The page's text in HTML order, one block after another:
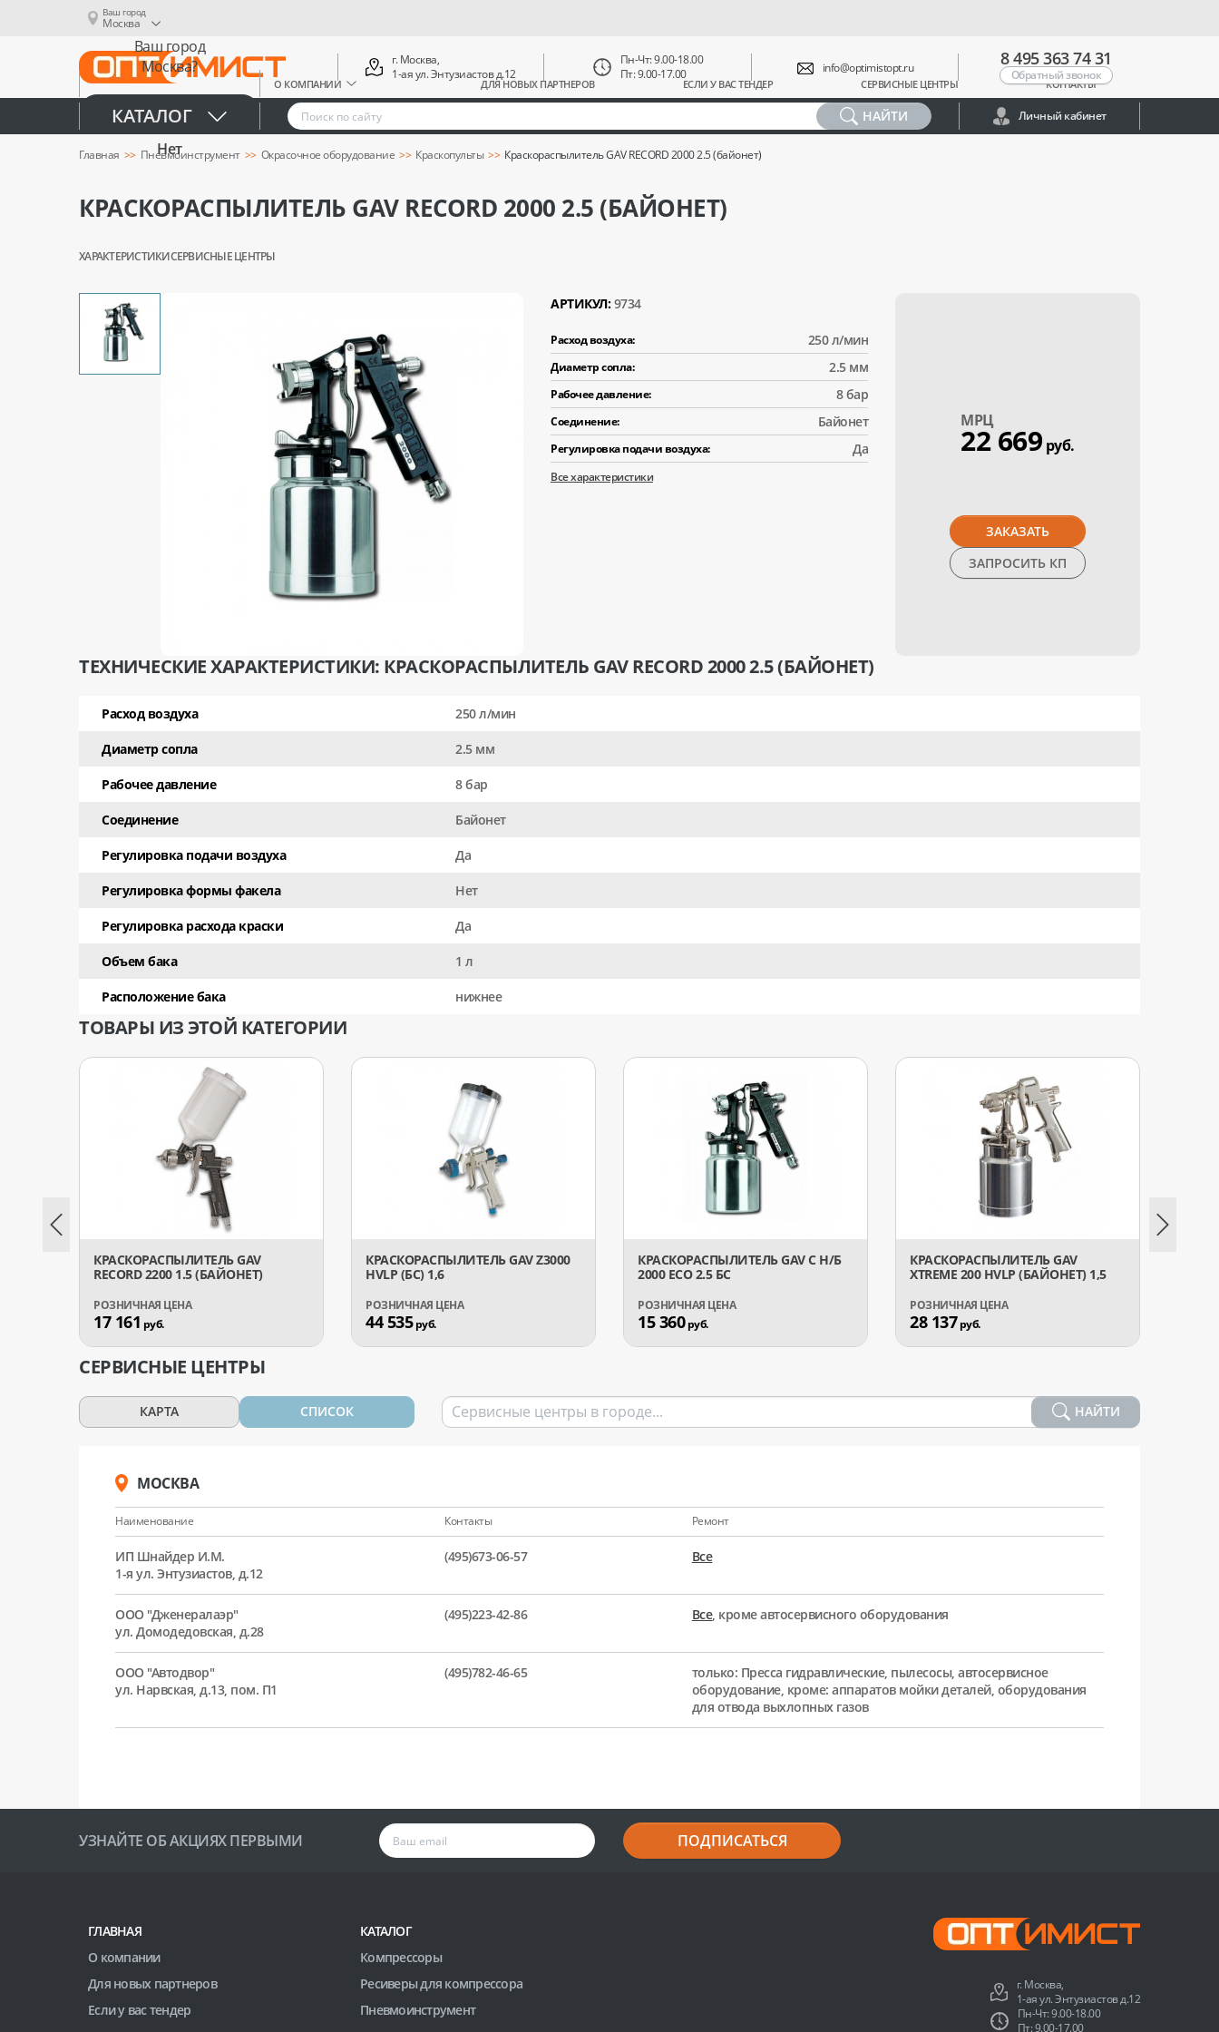
Ваш город
Москва
Ваш город
Москва?
Да
Нет
О КОМПАНИИ ДЛЯ НОВЫХ ПАРТНЕРОВ ЕСЛИ У ВАС ТЕНДЕР СЕРВИСНЫЕ ЦЕНТРЫ КОНТАКТЫ
г. Москва,
1-ая ул. Энтузиастов д.12
Пн-Чт: 9.00-18.00
Пт: 9.00-17.00
info@optimistopt.ru 8 495 363 74 31
Обратный звонок
КАТАЛОГ НАЙТИ Личный кабинет
Главная Пневмоинструмент Окрасочное оборудование Краскопульты Краскораспылитель GAV RECORD 2000 2.5 (байонет)
КРАСКОРАСПЫЛИТЕЛЬ GAV RECORD 2000 2.5 (БАЙОНЕТ)
ХАРАКТЕРИСТИКИСЕРВИСНЫЕ ЦЕНТРЫ
АРТИКУЛ: 9734
Расход воздуха: 250 л/мин
Диаметр сопла: 2.5 мм
Рабочее давление: 8 бар
Соединение: Байонет
Регулировка подачи воздуха: Да
Все характеристики
МPЦ
22 669 руб.
ЗАКАЗАТЬ
ЗАПРОСИТЬ КП
ТЕХНИЧЕСКИЕ ХАРАКТЕРИСТИКИ: КРАСКОРАСПЫЛИТЕЛЬ GAV RECORD 2000 2.5 (БАЙОНЕТ)
Расход воздуха 250 л/мин
Диаметр сопла 2.5 мм
Рабочее давление 8 бар
Соединение Байонет
Регулировка подачи воздуха Да
Регулировка формы факела Нет
Рeгулировка расхода краски Да
Объем бака 1 л
Расположение бака нижнее
ТОВАРЫ ИЗ ЭТОЙ КАТЕГОРИИ
КРАСКОРАСПЫЛИТЕЛЬ GAV
RECORD 2200 1.5 (БАЙОНЕТ)
17 161 руб.
КРАСКОРАСПЫЛИТЕЛЬ GAV Z3000
HVLP (БС) 1,6
44 535руб.
КРАСКОРАСПЫЛИТЕЛЬ GAV С Н/Б
2000 ECO 2.5 БС
15 360руб.
КРАСКОРАСПЫЛИТЕЛЬ GAV
XTREME 200 HVLP (БАЙОНЕТ) 1,5
28 137руб.
СЕРВИСНЫЕ ЦЕНТРЫ
КАРТА СПИСОК НАЙТИ
МОСКВА
Наименование Контакты Ремонт
ИП Шнайдер И.М.
1-я ул. Энтузиастов, д.12
(495)673-06-57 Все
ООО "Дженералаэр"
ул. Домодедовская, д.28
(495)223-42-86 Все, кроме автосервисного оборудования
ООО "Автодвор"
ул. Нарвская, д.13, пом. П1
(495)782-46-65
только: Пресса гидравлические, пылесосы, автосервисное
оборудование, кроме: аппаратов мойки деталей, оборудования
для отвода выхлопных газов
УЗНАЙТЕ ОБ АКЦИЯХ ПЕРВЫМИ ПОДПИСАТЬСЯ
ГЛАВНАЯ
О компании
Для новых партнеров
Если у вас тендер
КАТАЛОГ
Компрессоры
Ресиверы для компрессора
Пневмоинструмент
г. Москва,
1-ая ул. Энтузиастов д.12
Пн-Чт: 9.00-18.00
Пт: 9.00-17.00